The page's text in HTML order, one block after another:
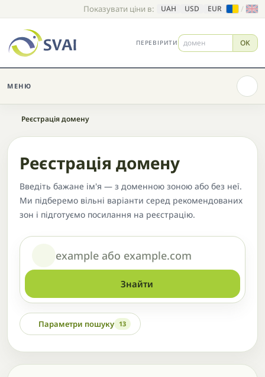
Показувати ціни в: UAH USD EUR /
ПЕРЕВІРИТИ OK
МЕНЮ
Головна
Реєстрація домену
Реєстрація домену
Введіть бажане ім'я — з доменною зоною або без неї.
Ми підберемо вільні варіанти серед рекомендованих
зон і підготуємо посилання на реєстрацію.
Домен або назва
Знайти
Параметри пошуку 13